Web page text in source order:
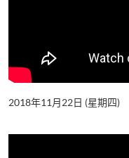
2018年11月22日 (星期四)